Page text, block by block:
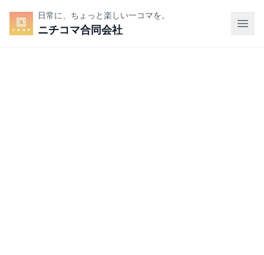
日常に、ちょっと楽しい一コマを。
ニチコマ合同会社